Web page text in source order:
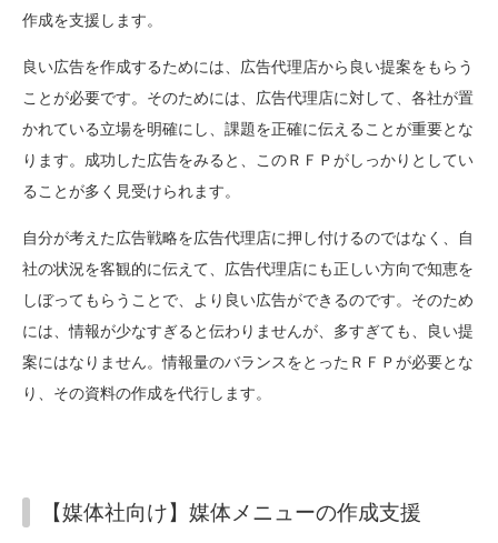
作成を支援します。
良い広告を作成するためには、広告代理店から良い提案をもらう
ことが必要です。そのためには、広告代理店に対して、各社が置
かれている立場を明確にし、課題を正確に伝えることが重要とな
ります。成功した広告をみると、このＲＦＰがしっかりとしてい
ることが多く見受けられます。
自分が考えた広告戦略を広告代理店に押し付けるのではなく、自
社の状況を客観的に伝えて、広告代理店にも正しい方向で知恵を
しぼってもらうことで、より良い広告ができるのです。そのため
には、情報が少なすぎると伝わりませんが、多すぎても、良い提
案にはなりません。情報量のバランスをとったＲＦＰが必要とな
り、その資料の作成を代行します。
【媒体社向け】媒体メニューの作成支援